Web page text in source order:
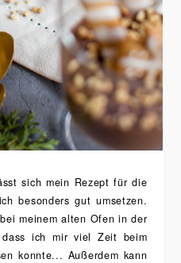
sich mein Rezept für die
besonders gut umsetzen.
meinem alten Ofen in der
ich mir viel Zeit beim
konnte... Außerdem kann